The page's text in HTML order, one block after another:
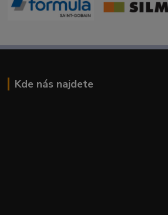
Kde nás najdete